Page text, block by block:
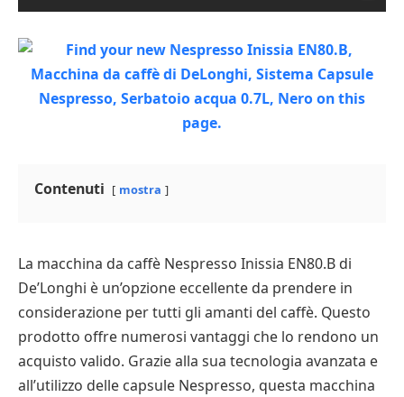
Contenuti mostra
La macchina da caffè Nespresso Inissia EN80.B di
De’Longhi è un’opzione eccellente da prendere in
considerazione per tutti gli amanti del caffè. Questo
prodotto offre numerosi vantaggi che lo rendono un
acquisto valido. Grazie alla sua tecnologia avanzata e
all’utilizzo delle capsule Nespresso, questa macchina